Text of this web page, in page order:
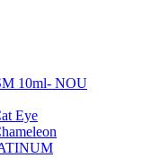
10ml- NOU
Eye